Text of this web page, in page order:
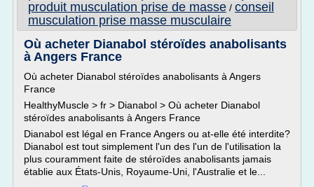
produit musculation prise de masse / conseil
musculation prise masse musculaire
Où acheter Dianabol stéroïdes anabolisants
à Angers France
Où acheter Dianabol stéroïdes anabolisants à Angers
France
HealthyMuscle > fr > Dianabol > Où acheter Dianabol
stéroïdes anabolisants à Angers France
Dianabol est légal en France Angers ou at-elle été interdite?
Dianabol est tout simplement l'un des l'un de l'utilisation la
plus couramment faite de stéroïdes anabolisants jamais
établie aux États-Unis, Royaume-Uni, l'Australie et le...